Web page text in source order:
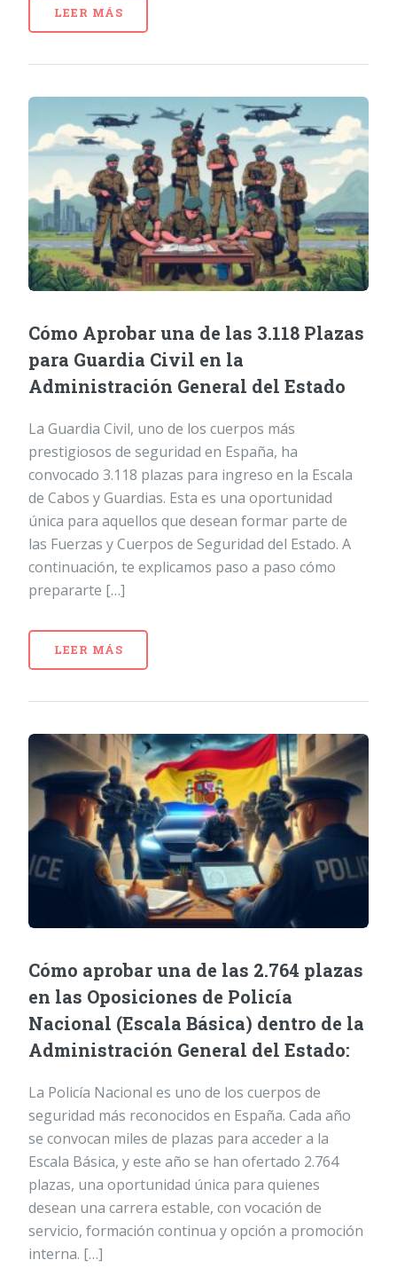
LEER MÁS
Cómo Aprobar una de las 3.118 Plazas
para Guardia Civil en la
Administración General del Estado
La Guardia Civil, uno de los cuerpos más
prestigiosos de seguridad en España, ha
convocado 3.118 plazas para ingreso en la Escala
de Cabos y Guardias. Esta es una oportunidad
única para aquellos que desean formar parte de
las Fuerzas y Cuerpos de Seguridad del Estado. A
continuación, te explicamos paso a paso cómo
prepararte […]
LEER MÁS
Cómo aprobar una de las 2.764 plazas
en las Oposiciones de Policía
Nacional (Escala Básica) dentro de la
Administración General del Estado:
La Policía Nacional es uno de los cuerpos de
seguridad más reconocidos en España. Cada año
se convocan miles de plazas para acceder a la
Escala Básica, y este año se han ofertado 2.764
plazas, una oportunidad única para quienes
desean una carrera estable, con vocación de
servicio, formación continua y opción a promoción
interna. […]